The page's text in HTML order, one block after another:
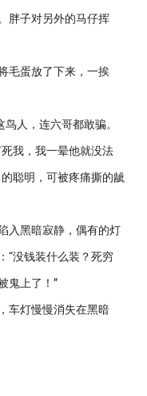
子对另外的马仔挥
蛋放了下来，一挨
人，连六哥都敢骗。
我，我一晕他就没法
聪明，可被疼痛撕的龇
黑暗寂静，偶有的灯
“没钱装什么装？死穷
鬼上了！”
灯慢慢消失在黑暗